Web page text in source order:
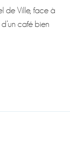
de Ville, face à
d’un café bien